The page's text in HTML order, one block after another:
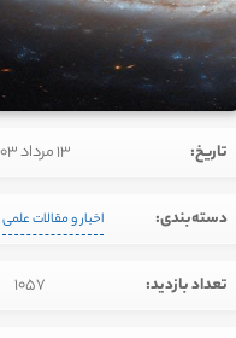
تاریخ: 13 مرداد 1403
دسته‌بندی: اخبار و مقالات علمی
تعداد بازدید: 1057